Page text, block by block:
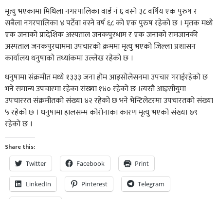
मृत्यु भएकामा मिथिला नगरपालिका वार्ड नं ६ वस्ने ३८ वर्षिय एक पुरुष र
सबैला नगरपालिका ४ पर्टेवा वस्ने वर्ष ६८ को एक पुरुष रहेको छ । मृतक मध्ये
एक जनाको प्रादेशिक अस्पताल जनकपुरधाम र एक जनाको रामजानकी
अस्पताल जनकपुरधाममा उपचारको क्रममा मृत्यु भएको जिल्ला प्रशासन
कार्यालय धनुषाको तथ्यांकमा उल्लेख रहेको छ ।
धनुषामा संक्रमीत मध्ये १३३३ जना होम आइसोलेसनमा उपचार गराईरहेको छ
भने समान्य उपचारमा रहेका संख्या १४० रहेको छ ।त्यस्तै आइसीयुमा
उपचाररत संक्रमीतको संख्या ४२ रहेको छ भने भेन्टिलेटरमा उपचारतको संख्या
५ रहेको छ । धनुषामा हालसम्म कोरोनाका कारण मृत्यु भएको संख्या ७९
रहेको छ ।
Share this:
Twitter Facebook Print
LinkedIn Pinterest Telegram